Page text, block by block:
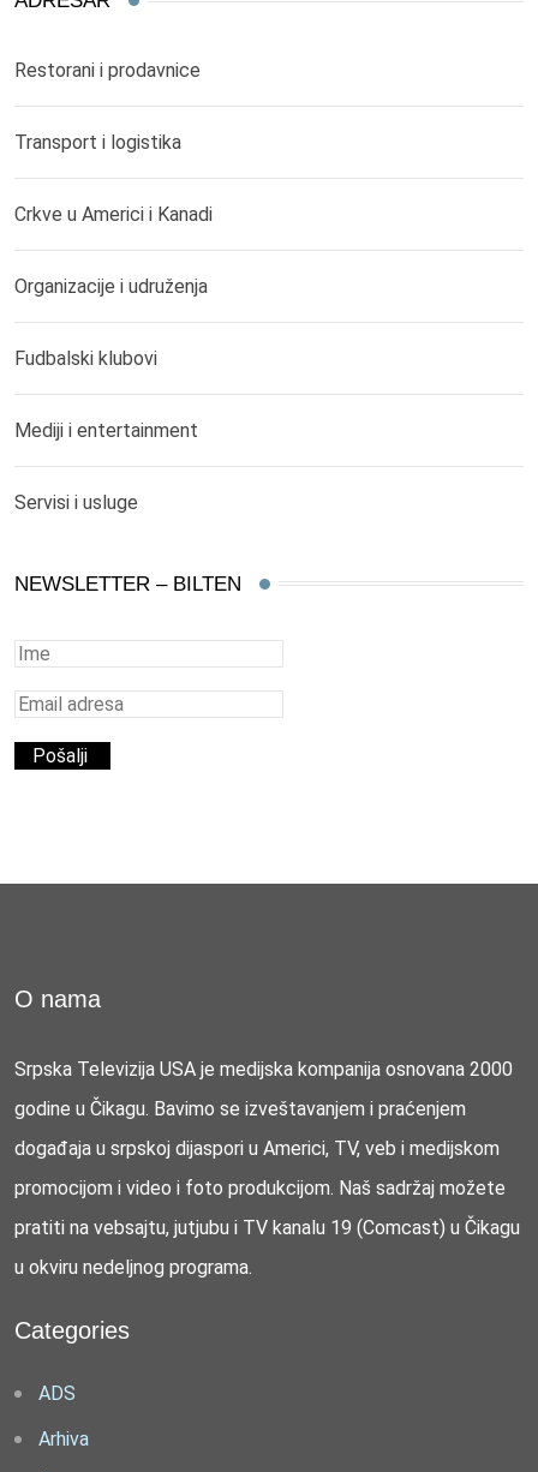
Restorani i prodavnice
Transport i logistika
Crkve u Americi i Kanadi
Organizacije i udruženja
Fudbalski klubovi
Mediji i entertainment
Servisi i usluge
NEWSLETTER – BILTEN
O nama
Srpska Televizija USA je medijska kompanija osnovana 2000
godine u Čikagu. Bavimo se izveštavanjem i praćenjem
događaja u srpskoj dijaspori u Americi, TV, veb i medijskom
promocijom i video i foto produkcijom. Naš sadržaj možete
pratiti na vebsajtu, jutjubu i TV kanalu 19 (Comcast) u Čikagu
u okviru nedeljnog programa.
Categories
ADS
Arhiva